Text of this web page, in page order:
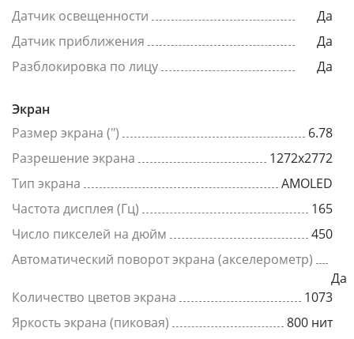
Датчик освещенности
Да
Датчик приближения
Да
Разблокировка по лицу
Да
Экран
Размер экрана (")
6.78
Разрешение экрана
1272x2772
Тип экрана
AMOLED
Частота дисплея (Гц)
165
Число пикселей на дюйм
450
Автоматический поворот экрана (акселерометр)
Да
Количество цветов экрана
1073
Яркость экрана (пиковая)
800 нит